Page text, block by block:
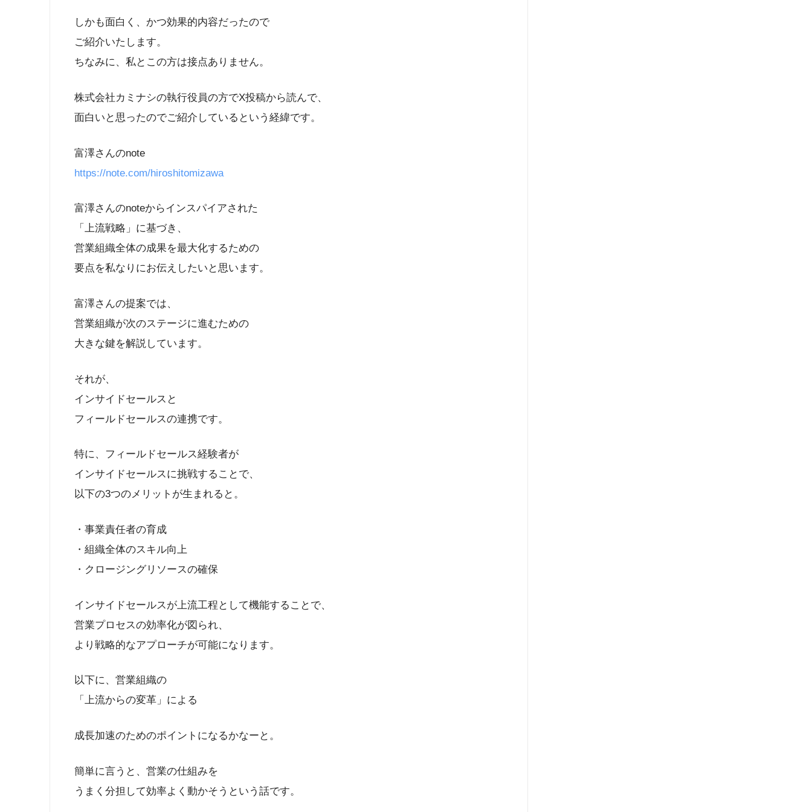
しかも面白く、かつ効果的内容だったので
ご紹介いたします。
ちなみに、私とこの方は接点ありません。
株式会社カミナシの執行役員の方でX投稿から読んで、
面白いと思ったのでご紹介しているという経緯です。
富澤さんのnote
https://note.com/hiroshitomizawa
富澤さんのnoteからインスパイアされた
「上流戦略」に基づき、
営業組織全体の成果を最大化するための
要点を私なりにお伝えしたいと思います。
富澤さんの提案では、
営業組織が次のステージに進むための
大きな鍵を解説しています。
それが、
インサイドセールスと
フィールドセールスの連携です。
特に、フィールドセールス経験者が
インサイドセールスに挑戦することで、
以下の3つのメリットが生まれると。
・事業責任者の育成
・組織全体のスキル向上
・クロージングリソースの確保
インサイドセールスが上流工程として機能することで、
営業プロセスの効率化が図られ、
より戦略的なアプローチが可能になります。
以下に、営業組織の
「上流からの変革」による
成長加速のためのポイントになるかなーと。
簡単に言うと、営業の仕組みを
うまく分担して効率よく動かそうという話です。